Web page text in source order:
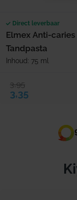
Direct leverbaar
Elmex Anti-
Tandpasta
Inhoud: 75 ml
Verkoopprijs
3,35
Normale prijs
3,95